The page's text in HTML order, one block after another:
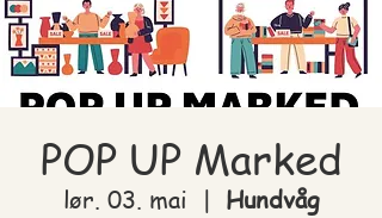
POP UP Marked
lør. 03. mai
  |
Hundvåg